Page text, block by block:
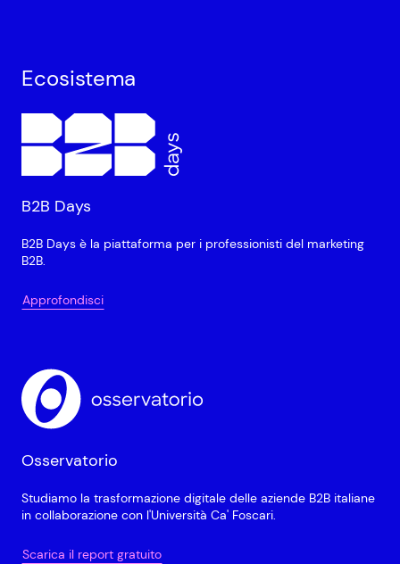
Ecosistema
B2B Days
B2B Days è la piattaforma per i professionisti del marketing
B2B.
Approfondisci
Osservatorio
Studiamo la trasformazione digitale delle aziende B2B italiane
in collaborazione con l'Università Ca' Foscari.
Scarica il report gratuito